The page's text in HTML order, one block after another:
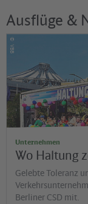
Ausflüge &
©
VBB
Unternehmen
Wo Haltung
Gelebte Toleranz
Berliner CSD mit.